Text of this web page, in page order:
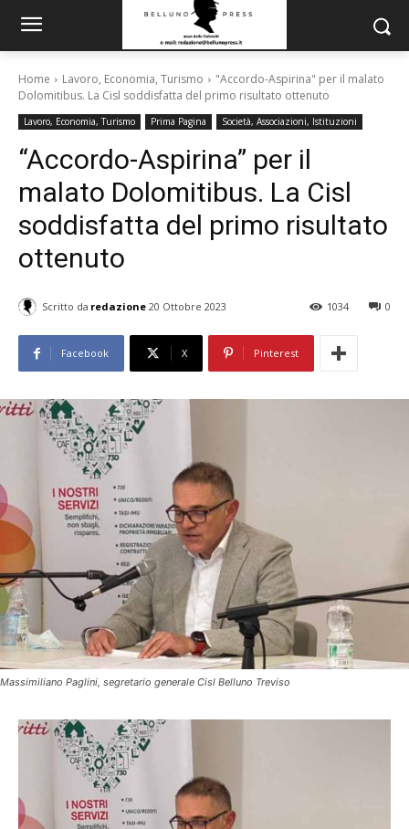
Home Lavoro, Economia, Turismo
"Accordo-Aspirina" per il malato
Dolomitibus. La Cisl soddisfatta del primo risultato ottenuto
Lavoro, Economia, Turismo Prima Pagina Società, Associazioni, Istituzioni
“Accordo-Aspirina” per il
malato Dolomitibus. La Cisl
soddisfatta del primo risultato
ottenuto
Scritto da redazione 20 Ottobre 2023 0
1034
Facebook X Pinterest
Massimiliano Paglini, segretario generale Cisl Belluno Treviso